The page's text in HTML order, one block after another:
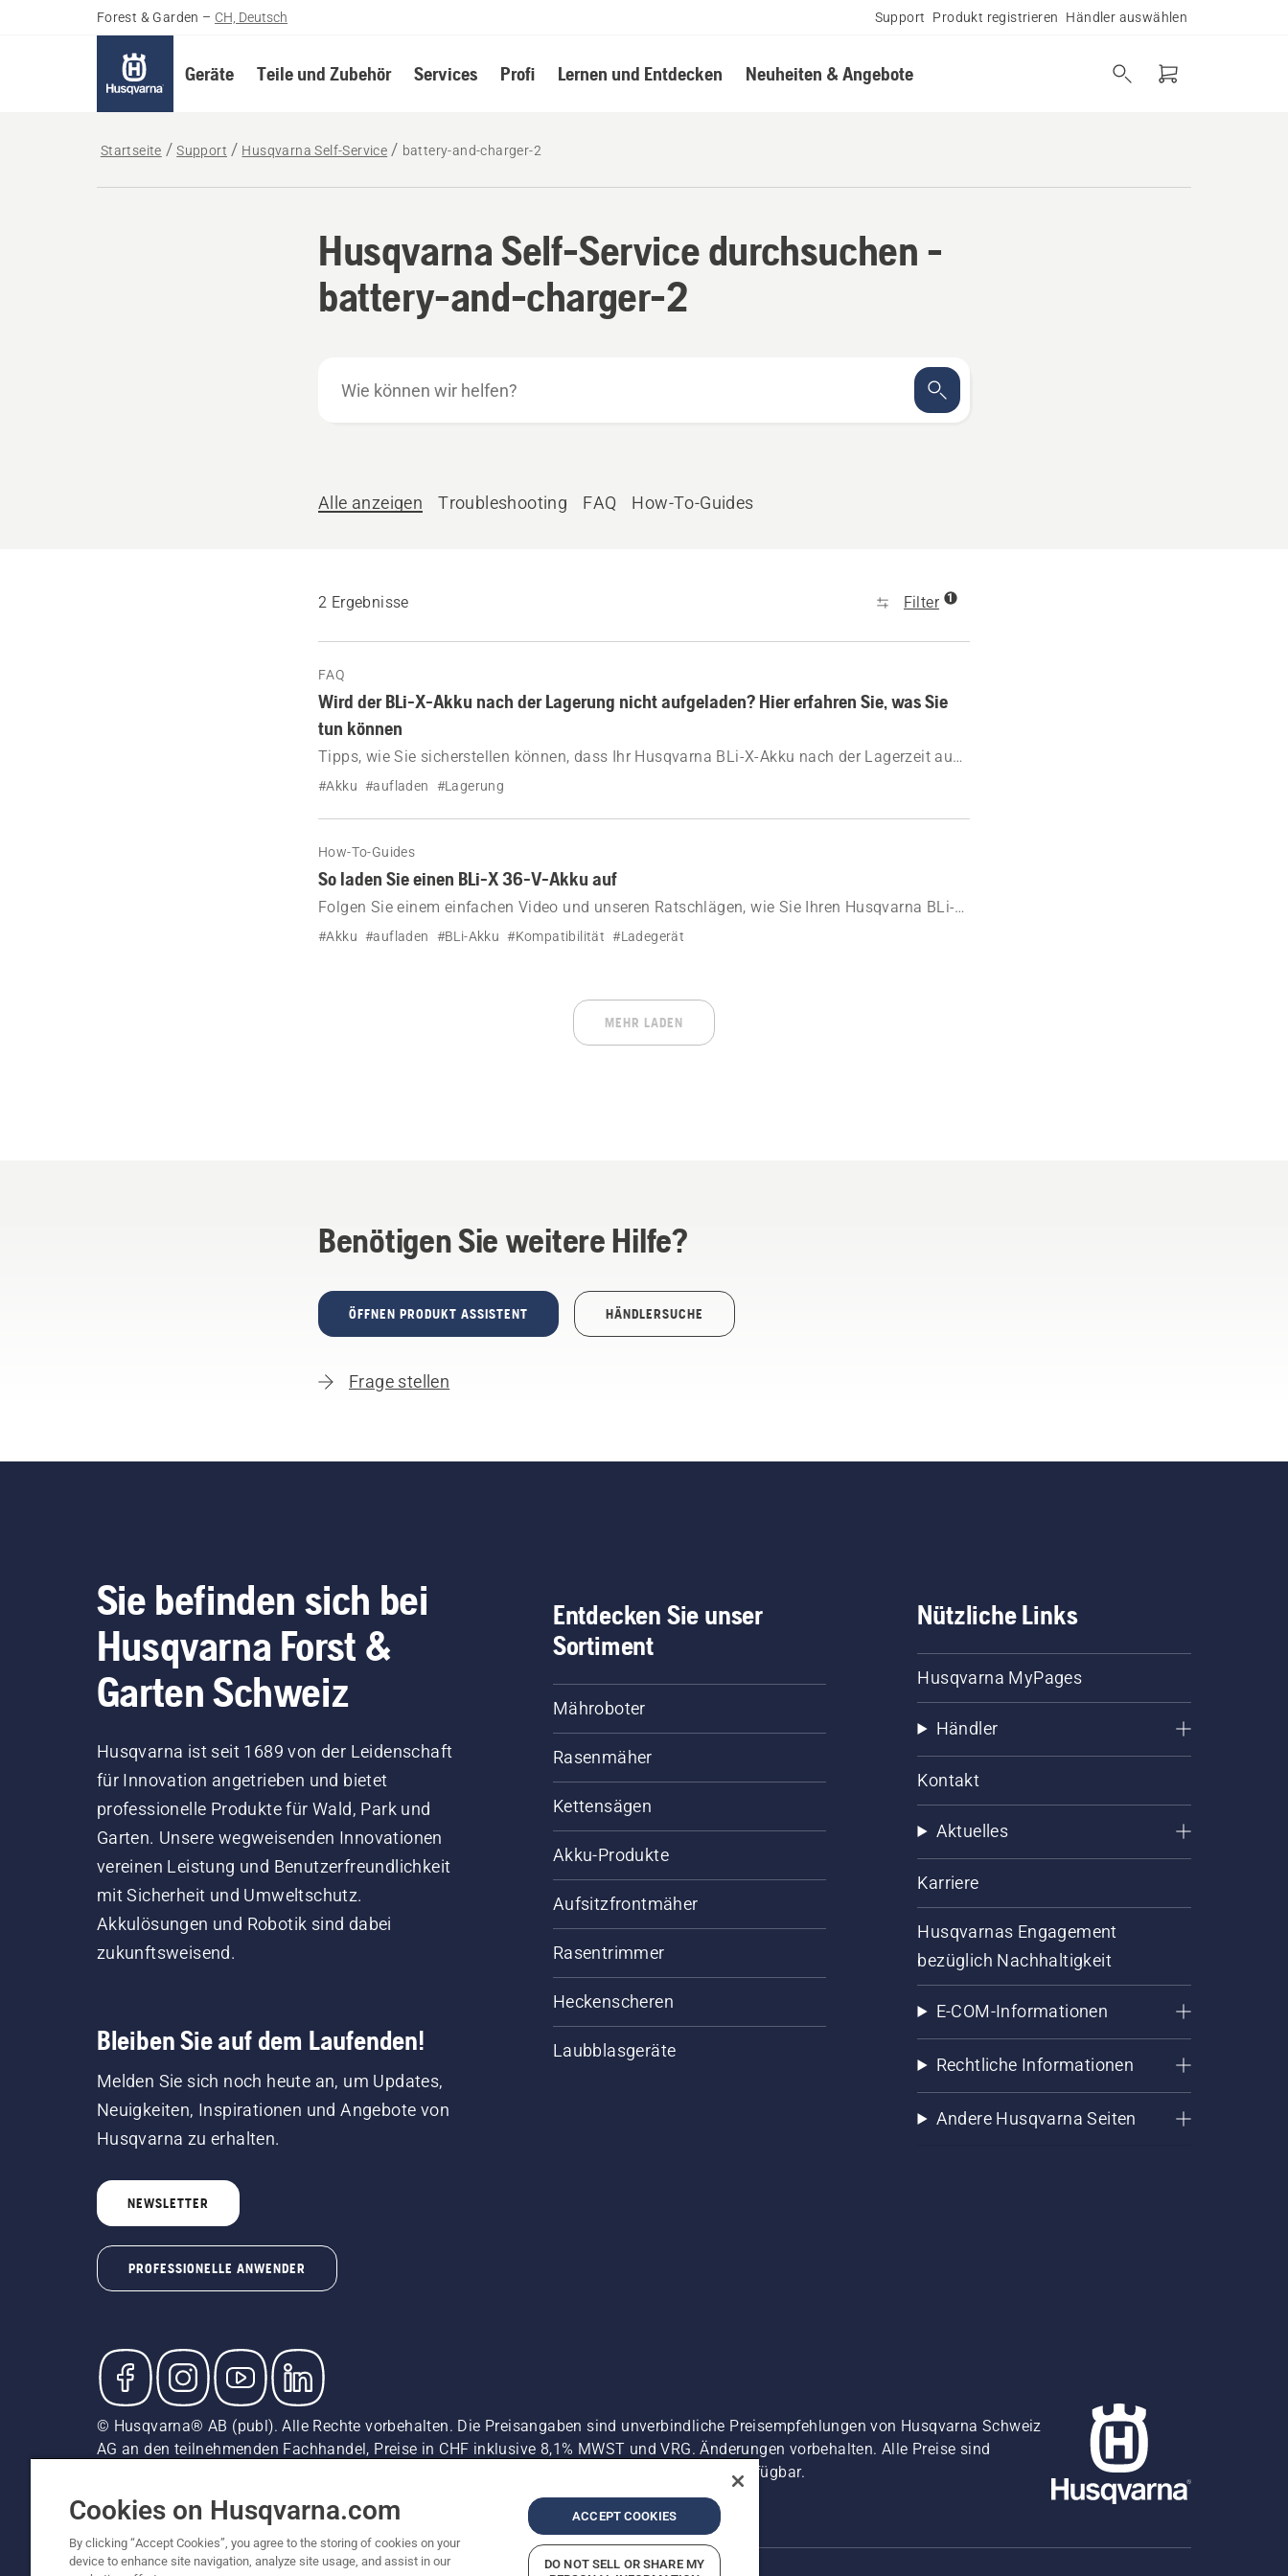
Forest & Garden – CH, Deutsch Support Produkt registrieren Händler auswählen
Geräte Teile und Zubehör Services Profi Lernen und Entdecken Neuheiten & Angebote
Startseite Support Husqvarna Self-Service battery-and-charger-2
Husqvarna Self-Service durchsuchen -
battery-and-charger-2
können
Alle anzeigen Troubleshooting FAQ How-To-Guides
2 Ergebnisse Filter 1
FAQ
Wird der BLi-X-Akku nach der Lagerung nicht aufgeladen? Hier erfahren Sie, was Sie
tun können
Tipps, wie Sie sicherstellen können, dass Ihr Husqvarna BLi-X-Akku nach der Lagerzeit auch
wieder funktioniert.
#Akku #aufladen #Lagerung
How-To-Guides
So laden Sie einen BLi-X 36-V-Akku auf
Folgen Sie einem einfachen Video und unseren Ratschlägen, wie Sie Ihren Husqvarna BLi-X
36-V-Akku aufladen.
#Akku #aufladen #BLi-Akku #Kompatibilität #Ladegerät
MEHR LADEN
Benötigen Sie weitere Hilfe?
ÖFFNEN PRODUKT ASSISTENT HÄNDLERSUCHE
Frage stellen
Sie befinden sich bei
Husqvarna Forst &
Garten Schweiz
Husqvarna ist seit 1689 von der Leidenschaft
für Innovation angetrieben und bietet
professionelle Produkte für Wald, Park und
Garten. Unsere wegweisenden Innovationen
vereinen Leistung und Benutzerfreundlichkeit
mit Sicherheit und Umweltschutz.
Akkulösungen und Robotik sind dabei
zukunftsweisend.
Bleiben Sie auf dem Laufenden!
Melden Sie sich noch heute an, um Updates,
Neuigkeiten, Inspirationen und Angebote von
Husqvarna zu erhalten.
NEWSLETTER
PROFESSIONELLE ANWENDER
Entdecken Sie unser
Sortiment
Mähroboter
Rasenmäher
Kettensägen
Akku-Produkte
Aufsitzfrontmäher
Rasentrimmer
Heckenscheren
Laubblasgeräte
Nützliche Links
Husqvarna MyPages
Händler
Kontakt
Aktuelles
Karriere
Husqvarnas Engagement
bezüglich Nachhaltigkeit
E-COM-Informationen
Rechtliche Informationen
Andere Husqvarna Seiten
© Husqvarna® AB (publ). Alle Rechte vorbehalten. Die Preisangaben sind unverbindliche Preisempfehlungen von Husqvarna Schweiz
AG an den teilnehmenden Fachhandel, Preise in CHF inklusive 8,1% MWST und VRG. Änderungen vorbehalten. Alle Preise sind
unverbindliche Preisempfehlungen (inkl. MwSt), es sei denn sie sind für den direkten Kauf verfügbar.
Cookie-Richtlinie Imprint Vermutete Verstöße melden
Cookies on Husqvarna.com
By clicking “Accept Cookies”, you agree to the storing of cookies on your
device to enhance site navigation, analyze site usage, and assist in our
ACCEPT COOKIES
DO NOT SELL OR SHARE MY